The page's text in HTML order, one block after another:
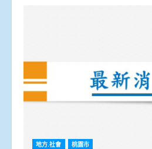
地方.社會 桃園市